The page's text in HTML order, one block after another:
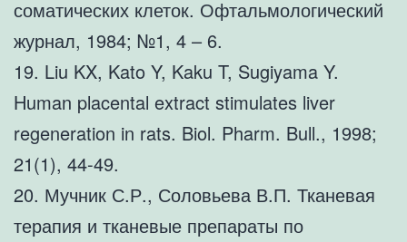
соматических клеток. Офтальмологический
журнал, 1984; №1, 4 – 6.
19. Liu KX, Kato Y, Kaku T, Sugiyama Y.
Human placental extract stimulates liver
regeneration in rats. Biol. Pharm. Bull., 1998;
21(1), 44-49.
20. Мучник С.Р., Соловьева В.П. Тканевая
терапия и тканевые препараты по